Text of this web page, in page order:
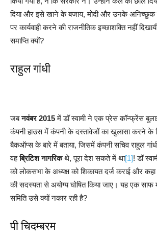
दिया और इसे खाने के बजाय, मोदी और उनके अनिच्छुक
पर कार्यवाही करने की राजनीतिक इच्छाशक्ति नहीं
समाप्ति क्यों?
राहुल गांधी
जबनवंबर 2015में डॉ स्वामी ने एक प्रेस कॉन्फ्रेंस
कंपनी हाउस में कंपनी के दस्तावेजों का खुलासा करने के
बैकऑप्स के बारे में बताया, जिसमें कंपनी सचिव राहुल
वहब्रिटिश नागरिकथे, पूरा देश सकते में था[1]! डॉ
को लोकसभा के अध्यक्ष को शिकायत दर्ज कराई और
की सदस्यता से अयोग्य घोषित किया जाए। यह एक साफ
समिति उसे क्यों नकार रही है?
पी चिदम्बरम